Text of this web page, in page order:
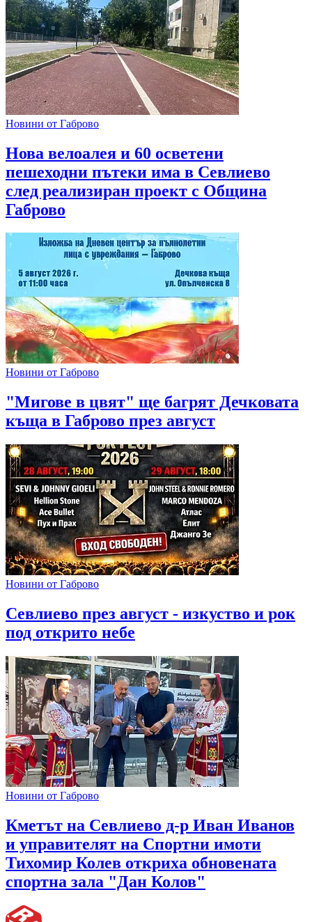
Новини от Габрово
Нова велоалея и 60 осветени
пешеходни пътеки има в Севлиево
след реализиран проект с Община
Габрово
Новини от Габрово
"Мигове в цвят" ще багрят Дечковата
къща в Габрово през август
Новини от Габрово
Севлиево през август - изкуство и рок
под открито небе
Новини от Габрово
Кметът на Севлиево д-р Иван Иванов
и управителят на Спортни имоти
Тихомир Колев откриха обновената
спортна зала "Дан Колов"